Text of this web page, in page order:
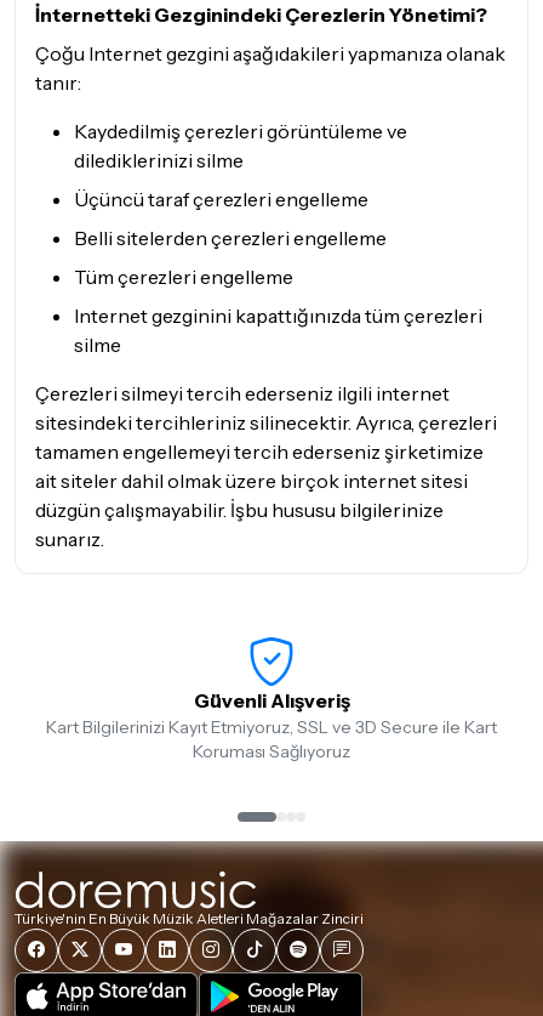
İnternetteki Gezginindeki Çerezlerin Yönetimi?
Çoğu Internet gezgini aşağıdakileri yapmanıza olanak
tanır:
Kaydedilmiş çerezleri görüntüleme ve
dilediklerinizi silme
Üçüncü taraf çerezleri engelleme
Belli sitelerden çerezleri engelleme
Tüm çerezleri engelleme
Internet gezginini kapattığınızda tüm çerezleri
silme
Çerezleri silmeyi tercih ederseniz ilgili internet
sitesindeki tercihleriniz silinecektir. Ayrıca, çerezleri
tamamen engellemeyi tercih ederseniz şirketimize
ait siteler dahil olmak üzere birçok internet sitesi
düzgün çalışmayabilir. İşbu hususu bilgilerinize
sunarız.
Güvenli Alışveriş
Kart Bilgilerinizi Kayıt Etmiyoruz, SSL ve 3D Secure ile Kart
Koruması Sağlıyoruz
Türkiye'nin En Büyük Müzik Aletleri Mağazalar Zinciri